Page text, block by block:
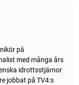
på
med många års
idrottsstjärnor
jobbat på TV4:s